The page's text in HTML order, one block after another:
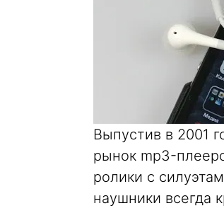
Выпустив в 2001
рынок mp3-
ролики с
наушники всегда